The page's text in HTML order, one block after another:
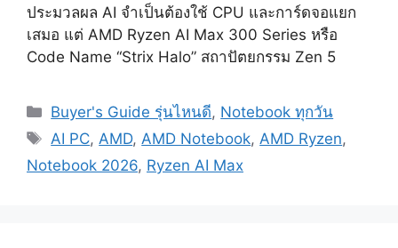
ประมวลผล AI จำเป็นต้องใช้ CPU และการ์ดจอแยก
เสมอ แต่ AMD Ryzen AI Max 300 Series หรือ
Code Name “Strix Halo” สถาปัตยกรรม Zen 5
Categories
Buyer's Guide รุ่นไหนดี, Notebook ทุกวัน
Tags
AI PC, AMD, AMD Notebook, AMD Ryzen,
Notebook 2026, Ryzen AI Max